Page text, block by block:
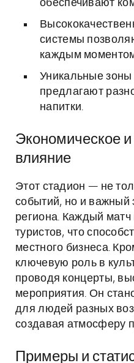
обеспечивают
системы
каждым
Уникальные зоны
предлагают
напитки.
Экономическое и
влияние
Этот стадион — не
событий, но и важный
региона. Каждый матч
туристов, что
местного бизнеса.
ключевую роль в
проводя концерты,
мероприятия. Он
для людей разных
создавая атмосферу
Примеры и